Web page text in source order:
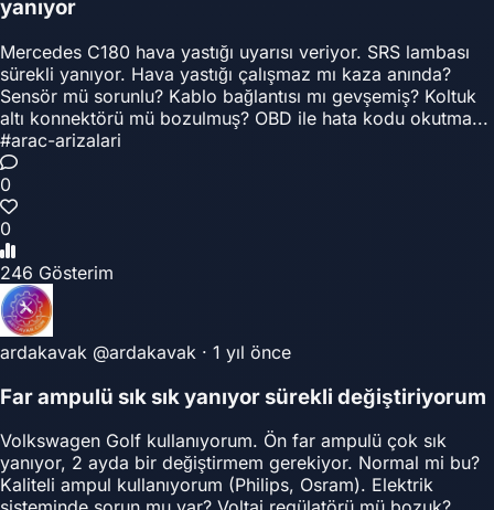
yanıyor
Mercedes C180 hava yastığı uyarısı veriyor. SRS lambası
sürekli yanıyor. Hava yastığı çalışmaz mı kaza anında?
Sensör mü sorunlu? Kablo bağlantısı mı gevşemiş? Koltuk
altı konnektörü mü bozulmuş? OBD ile hata kodu okutma...
#arac-arizalari
0
0
246 Gösterim
ardakavak @ardakavak · 1 yıl önce
Far ampulü sık sık yanıyor sürekli değiştiriyorum
Volkswagen Golf kullanıyorum. Ön far ampulü çok sık
yanıyor, 2 ayda bir değiştirmem gerekiyor. Normal mi bu?
Kaliteli ampul kullanıyorum (Philips, Osram). Elektrik